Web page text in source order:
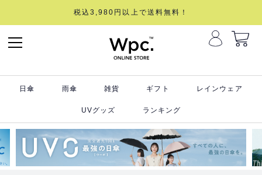
税込3,980円以上で送料無料！
日傘 雨傘 雑貨 ギフト レインウェア
UVグッズ ランキング